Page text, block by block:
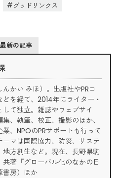
グッドリンクス
最新の記事
かい みほ）。出版社やPRコ
どを経て、2014年にライター・
して独立。雑誌やウェブサイ
集、執筆、校正、撮影のほか、
、NPOのPRサポートも行って
ーマは国際協力、防災、サステ
地方創生など。現在、長野県駒
共著『グローバル化のなかの日
書房）ほか